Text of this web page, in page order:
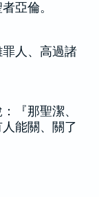
亞倫。
人、高過諸
『那聖潔、
能關、關了